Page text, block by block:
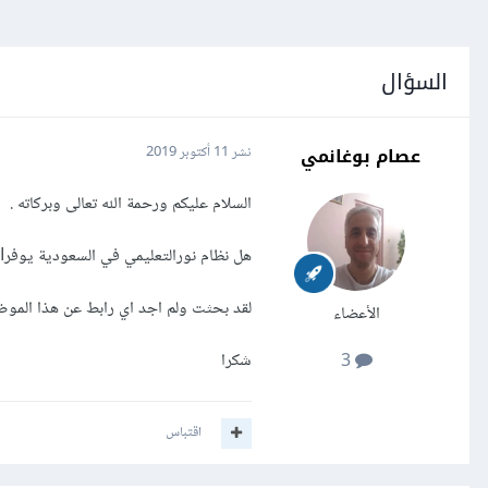
السؤال
عصام بوغانمي
الأعضاء
3
نشر 11 أكتوبر 2019
السلام عليكم ورحمة الله تعالى وبركاته .
هل نظام نورالتعليمي في السعودية يوفرAPI للمبرمجين بحيث يمكن استخدامه في تطبيقات مكتبية او للهاتف ... الخ .
لقد بحثت ولم اجد اي رابط عن هذا
شكرا
اقتباس